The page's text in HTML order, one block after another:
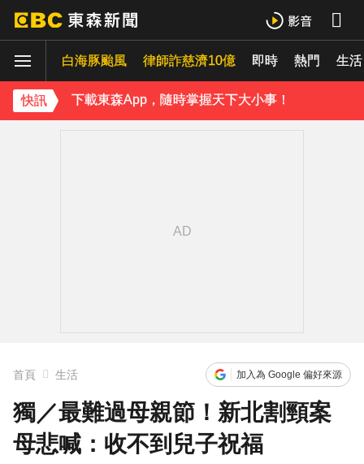
白海豚颱風 律師詐慈濟10億 即時 熱門 生活
快訊
《理財達人秀》X 安聯投信免費講座報名中！搶先卡位 2027
下載東森App，隨時掌握天下大小事！
首頁 生活 加入為 Google 偏好來源
獨／最難過母親節！新北割頸案
母悲喊：收不到兒子祝福